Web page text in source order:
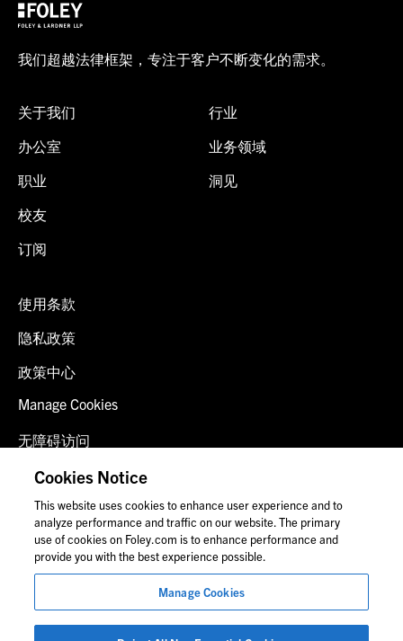
我们超越法律框架，专注于客户不断变化的需求。
关于我们
办公室
职业
校友
订阅
行业
业务领域
洞见
使用条款
隐私政策
政策中心
Manage Cookies
无障碍访问
客户登录
联系我们
© 2026 福里尔·拉德纳律师事务所
律师广告
Cookies Notice
This website uses cookies to enhance user experience and to
analyze performance and traffic on our website. The primary
use of cookies on Foley.com is to enhance performance and
provide you with the best experience possible.
Manage Cookies